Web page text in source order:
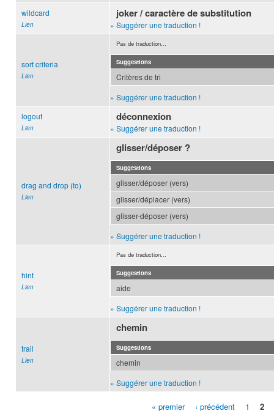
wildcard
Lien
joker / caractère de substitution
» Suggérer une traduction !
sort criteria
Lien
Pas de traduction...
Suggestions
Critères de tri
» Suggérer une traduction !
logout
Lien
déconnexion
» Suggérer une traduction !
drag and drop (to)
Lien
glisser/déposer ?
Suggestions
glisser/déposer (vers)
glisser/déplacer (vers)
glisser-déposer (vers)
» Suggérer une traduction !
hint
Lien
Pas de traduction...
Suggestions
aide
» Suggérer une traduction !
trail
Lien
chemin
Suggestions
chemin
» Suggérer une traduction !
« premier ‹ précédent 1 2